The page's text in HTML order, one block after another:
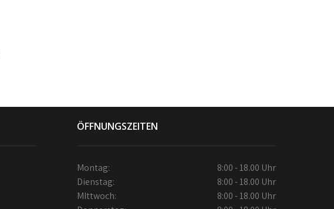
ÖFFNUNGSZEITEN
Montag:
8:00 - 18.00 Uhr
Dienstag:
8:00 - 18.00 Uhr
MIttwoch:
8:00 - 18.00 Uhr